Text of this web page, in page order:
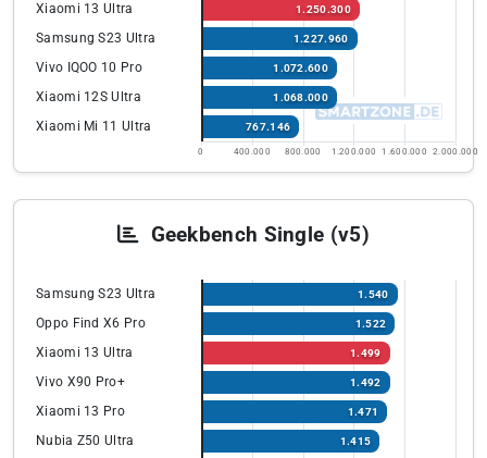
Xiaomi 13 Ultra 1.250.300
Samsung S23 Ultra 1.227.960
Vivo IQOO 10 Pro 1.072.600
Xiaomi 12S Ultra 1.068.000
Xiaomi Mi 11 Ultra 767.146
0 400.000 800.000 1.200.000 1.600.000 2.000.000
Geekbench Single (v5)
Samsung S23 Ultra 1.540
Oppo Find X6 Pro 1.522
Xiaomi 13 Ultra 1.499
Vivo X90 Pro+ 1.492
Xiaomi 13 Pro 1.471
Nubia Z50 Ultra 1.415